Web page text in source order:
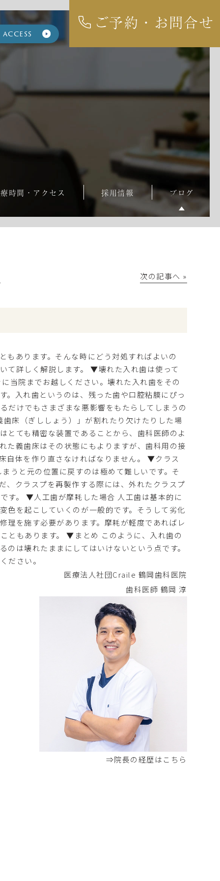
access
ご予約・お問合せ
時間・アクセス 採用情報 ブログ
次の記事へ »
もあります。そんな時にどう対処すればよいの
て詳しく解説します。 ▼壊れた入れ歯は使って
当院までお越しください。壊れた入れ歯をその
。入れ歯というのは、残った歯や口腔粘膜にぴっ
だけでもさまざまな悪影響をもたらしてしまうの
床（ぎししょう）」が割れたり欠けたりした場
とても精密な装置であることから、歯科医師のよ
た義歯床はその状態にもよりますが、歯科用の接
自体を作り直さなければなりません。 ▼クラス
うと元の位置に戻すのは極めて難しいです。そ
、クラスプを再製作する際には、外れたクラスプ
す。 ▼人工歯が摩耗した場合 人工歯は基本的に
色を起こしていくのが一般的です。そうして劣化
理を施す必要があります。摩耗が軽度であればレ
ともあります。 ▼まとめ このように、入れ歯の
は壊れたままにしてはいけないという点です。
ださい。
医療法人社団Craile 鶴岡歯科医院
歯科医師 鶴岡 淳
⇒院長の経歴はこちら